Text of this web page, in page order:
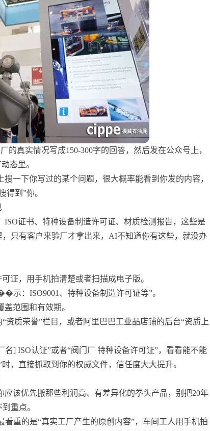
真实情况写成150-300字的回答，然后发在公众号上，
态里。
一下你写过的某个问题，很大概率能看到你发的内容，
得到”你。
证书、特种设备制造许可证、材质检测报告，这些是
只有客户来验厂才拿出来，AI不知道你有这些，就没办
证，用手机拍清楚或者扫描成电子版。
：ISO9001、特种设备制造许可证等”。
范围和有效期。
资质荣誉”栏目，或者阿里巴巴工业品店铺的后台“资质上
] ISO认证”或者“阀门厂 特种设备许可证”，看看能不能
，直接抓取到你的权威文件，信任度大大提升。
应该优先搬那些利润高、有差异化的拳头产品，别把20年
重点。
看重的是“真实工厂产生的原创内容”，车间工人用手机拍